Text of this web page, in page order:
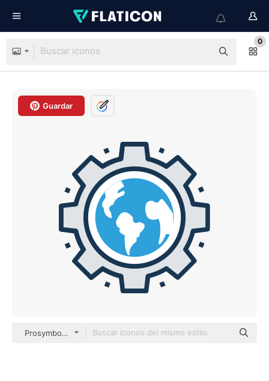
0
Guardar
Prosymbols Premium Outline Color